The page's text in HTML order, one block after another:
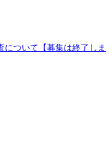
について【募集は終了しま